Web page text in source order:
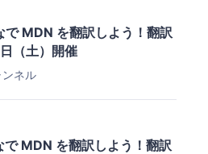
で MDN を翻訳しよう！翻訳
（土）開催
ネル
で MDN を翻訳しよう！翻訳